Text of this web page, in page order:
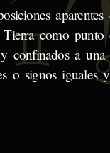
como
confinados a
signos iguales